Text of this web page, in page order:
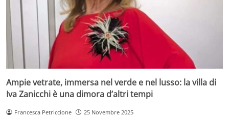
Ampie vetrate, immersa nel verde e nel lusso: la villa di
Iva Zanicchi è una dimora d’altri tempi
Francesca Petriccione 25 Novembre 2025